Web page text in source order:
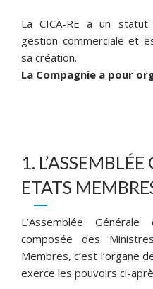
La CICA-RE a un statut
gestion commerciale et
sa création.
La Compagnie a pour
1.
ETATS
L’Assemblée
composée des
Membres, c’est l’organe
exerce les pouvoirs ci-